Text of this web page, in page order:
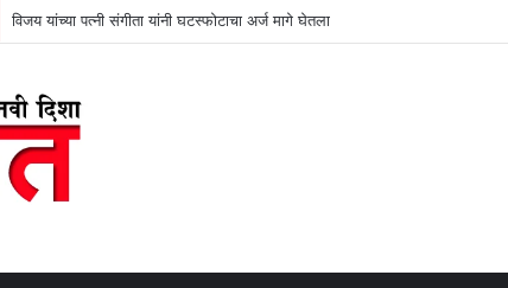
मडगाव पोलीस स्थानक व पोलीस निवासी वसाहतीची करा नव्याने उभारणी : प्रभव नायक